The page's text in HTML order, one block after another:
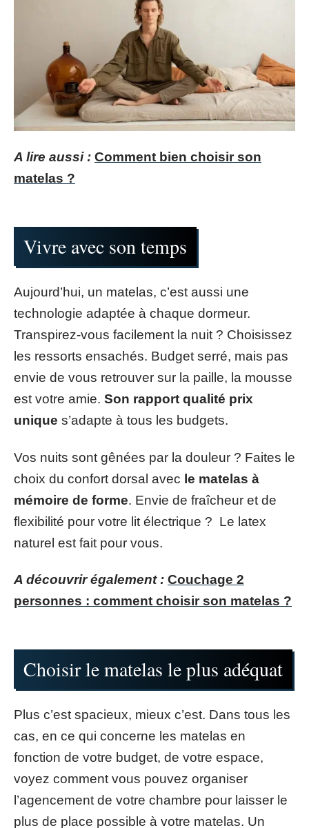
A lire aussi : Comment bien choisir son
matelas ?
Vivre avec son temps
Aujourd’hui, un matelas, c’est aussi une
technologie adaptée à chaque dormeur.
Transpirez-vous facilement la nuit ? Choisissez
les ressorts ensachés. Budget serré, mais pas
envie de vous retrouver sur la paille, la mousse
est votre amie. Son rapport qualité prix
unique s’adapte à tous les budgets.
Vos nuits sont gênées par la douleur ? Faites le
choix du confort dorsal avec le matelas à
mémoire de forme. Envie de fraîcheur et de
flexibilité pour votre lit électrique ? Le latex
naturel est fait pour vous.
A découvrir également : Couchage 2
personnes : comment choisir son matelas ?
Choisir le matelas le plus adéquat
Plus c’est spacieux, mieux c’est. Dans tous les
cas, en ce qui concerne les matelas en
fonction de votre budget, de votre espace,
voyez comment vous pouvez organiser
l’agencement de votre chambre pour laisser le
plus de place possible à votre matelas. Un